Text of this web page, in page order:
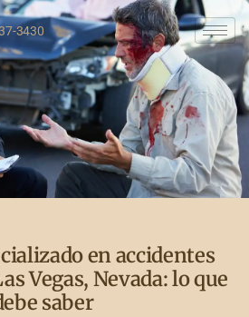
3430
en accidentes
Vegas, Nevada: lo que
saber